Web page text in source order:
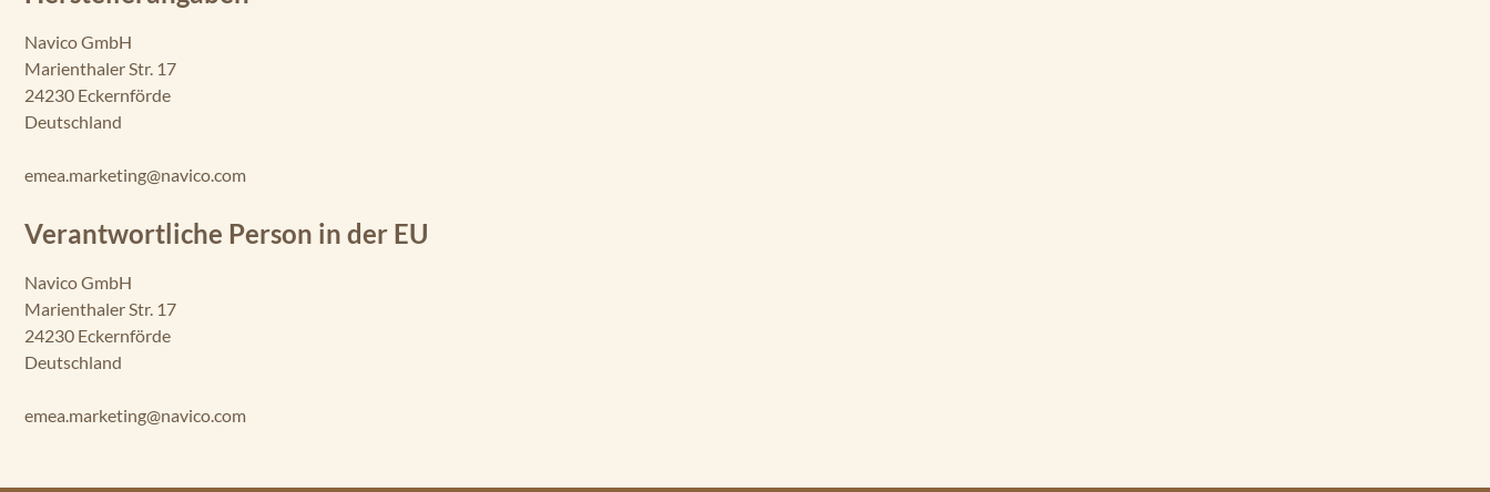
Navico GmbH
Marienthaler Str. 17
24230 Eckernförde
Deutschland
emea.marketing@navico.com
Verantwortliche Person in der EU
Navico GmbH
Marienthaler Str. 17
24230 Eckernförde
Deutschland
emea.marketing@navico.com